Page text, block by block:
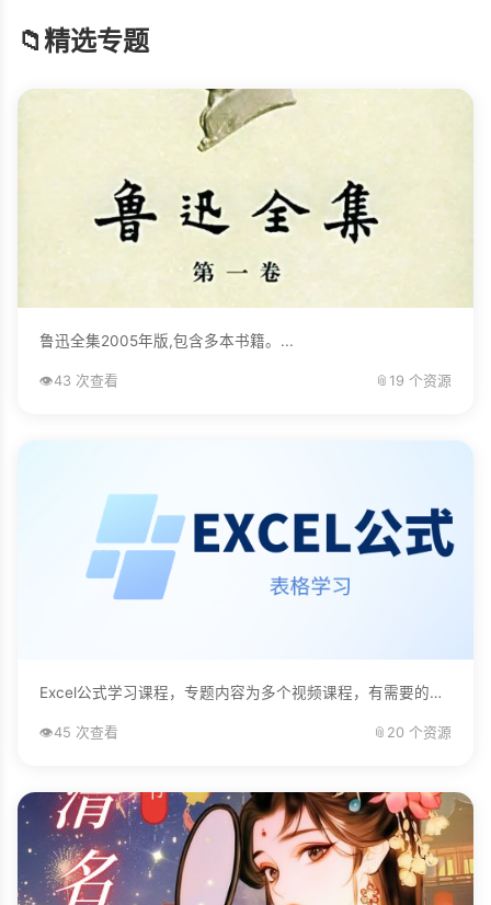
📁精选专题
鲁迅全集2005年版,包含多本书籍。...
👁️43 次查看 📎 19 个资源
Excel公式学习课程，专题内容为多个视频课程，有需要的自己下载学习。...
👁️45 次查看 📎 20 个资源